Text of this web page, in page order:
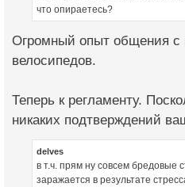
что опираетесь?
Огромный опыт общения с
велосипедов.
Теперь к регламенту.
никаких подтверждений
delves
в т.ч. прям ну совсем бредовые
заражается в результате